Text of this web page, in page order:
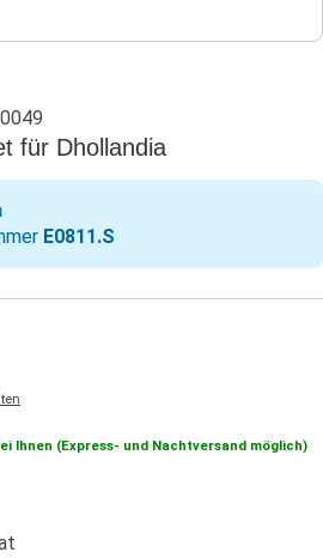
für Dhollandia
E0811.S
Ihnen (Express- und Nachtversand möglich)